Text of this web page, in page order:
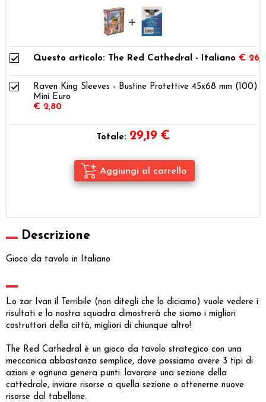
Questo articolo: The Red Cathedral - Italiano €
Raven King Sleeves - Bustine Protettive 45x68 mm (100) -
Mini Euro
€ 2,80
Totale: 29,19 €
Descrizione
Gioco da tavolo in Italiano
Lo zar Ivan il Terribile (non ditegli che lo diciamo) vuole vedere i
risultati e la nostra squadra dimostrerà che siamo i migliori
costruttori della città, migliori di chiunque altro!
The Red Cathedral è un gioco da tavolo strategico con una
meccanica abbastanza semplice, dove possiamo avere 3 tipi di
azioni e ognuna genera punti: lavorare una sezione della
cattedrale, inviare risorse a quella sezione o ottenerne nuove
risorse dal tabellone.